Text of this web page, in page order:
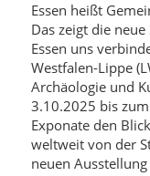
Essen heißt
Das zeigt die
Essen uns
Westfalen-Lippe
Archäologie und
3.10.2025 bis
Exponate den
weltweit von der
neuen